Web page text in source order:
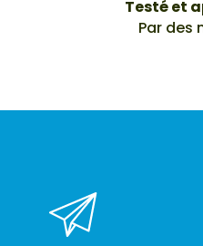
Testé et
Par des